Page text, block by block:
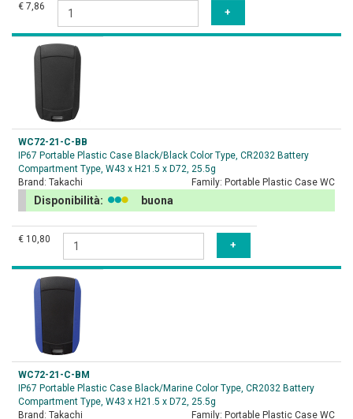
€ 7,86
WC72-21-C-BB
IP67 Portable Plastic Case Black/Black Color Type, CR2032 Battery
Compartment Type, W43 x H21.5 x D72, 25.5g
Brand: Takachi Family: Portable Plastic Case WC
Disponibilità: buona
€ 10,80
WC72-21-C-BM
IP67 Portable Plastic Case Black/Marine Color Type, CR2032 Battery
Compartment Type, W43 x H21.5 x D72, 25.5g
Brand: Takachi Family: Portable Plastic Case WC